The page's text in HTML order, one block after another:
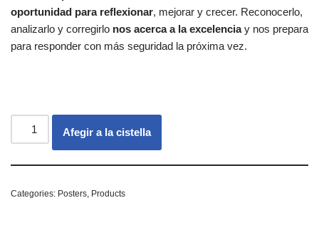
oportunidad para reflexionar, mejorar y crecer. Reconocerlo,
analizarlo y corregirlo nos acerca a la excelenciay nos prepara
para responder con más seguridad la próxima vez.
Afegir a la cistella
Categories: Posters Products